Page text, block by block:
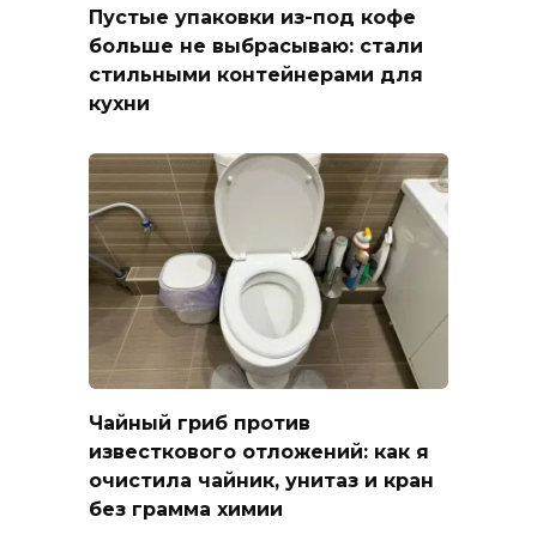
Пустые упаковки из-под кофе
больше не выбрасываю: стали
стильными контейнерами для
кухни
Чайный гриб против
известкового отложений: как я
очистила чайник, унитаз и кран
без грамма химии